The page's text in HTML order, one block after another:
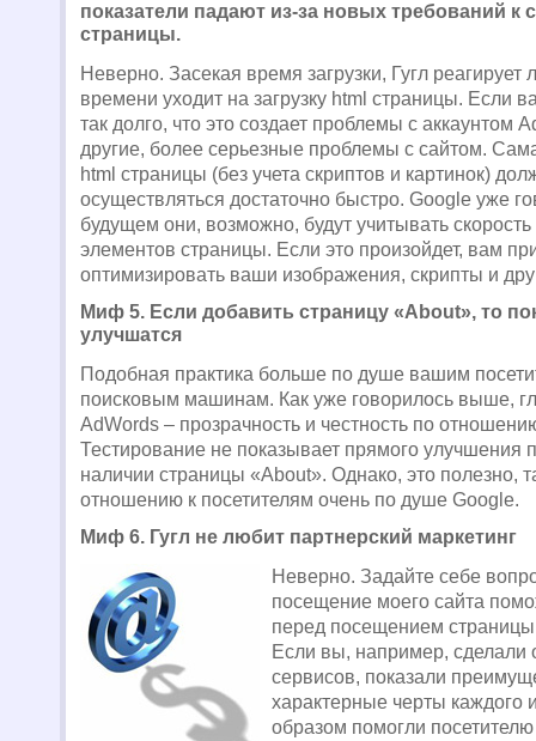
показатели падают из-за новых требований к
страницы.
Неверно. Засекая время загрузки, Гугл реагирует
времени уходит на загрузку html страницы. Если
так долго, что это создает проблемы с аккаунтом
другие, более серьезные проблемы с сайтом.
html страницы (без учета скриптов и картинок)
осуществляться достаточно быстро. Google уже
будущем они, возможно, будут учитывать скорость
элементов страницы. Если это произойдет, вам
оптимизировать ваши изображения, скрипты и
Миф 5. Если добавить страницу «About», то
улучшатся
Подобная практика больше по душе вашим
поисковым машинам. Как уже говорилось выше,
АdWords – прозрачность и честность по
Тестирование не показывает прямого улучшения
наличии страницы «About». Однако, это полезно,
отношению к посетителям очень по душе Google.
Миф 6. Гугл не любит партнерский маркетинг
Неверно. Задайте себе
посещение моего сайта
перед посещением
Если вы, например, сделали
сервисов, показали
характерные черты каждого
образом помогли